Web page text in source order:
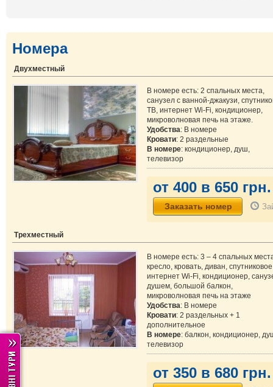
Номера
Двухместный
В номере есть: 2 спальных места,
санузел с ванной-джакузи,
ТВ, интернет Wi-Fi, кондиционер,
микроволновая печь на этаже.
Удобства: В номере
Кровати: 2 раздельные
В номере: кондиционер, душ,
телевизор
от 400 в 650 грн.
Трехместный
В номере есть: 3 – 4 спальных
кресло, кровать, диван,
интернет Wi-Fi, кондиционер,
душем, большой балкон,
микроволновая печь на этаже
Удобства: В номере
Кровати: 2 раздельных + 1
дополнительное
В номере: балкон, кондиционер,
телевизор
от 350 в 680 грн.